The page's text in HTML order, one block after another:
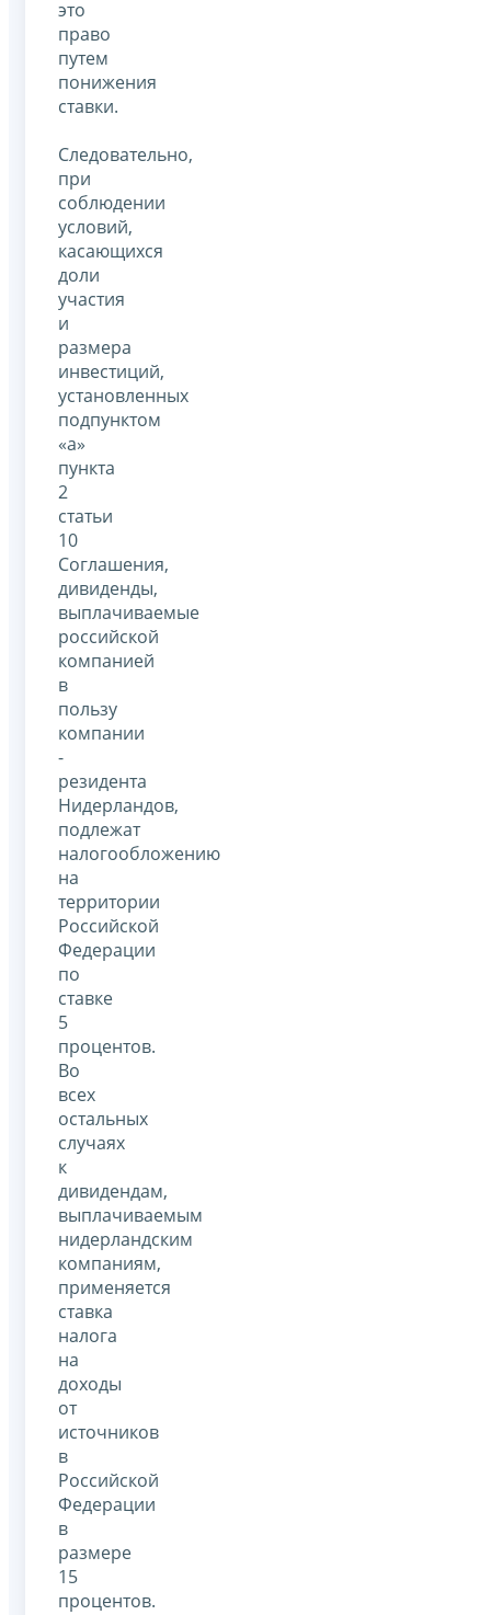
это
право
путем
понижения
ставки.
Следовательно,
при
соблюдении
условий,
касающихся
доли
участия
и
размера
инвестиций,
установленных
подпунктом
«a»
пункта
2
статьи
10
Соглашения,
дивиденды,
выплачиваемые
российской
компанией
в
пользу
компании
-
резидента
Нидерландов,
подлежат
налогообложению
на
территории
Российской
Федерации
по
ставке
5
процентов.
Во
всех
остальных
случаях
к
дивидендам,
выплачиваемым
нидерландским
компаниям,
применяется
ставка
налога
на
доходы
от
источников
в
Российской
Федерации
в
размере
15
процентов.